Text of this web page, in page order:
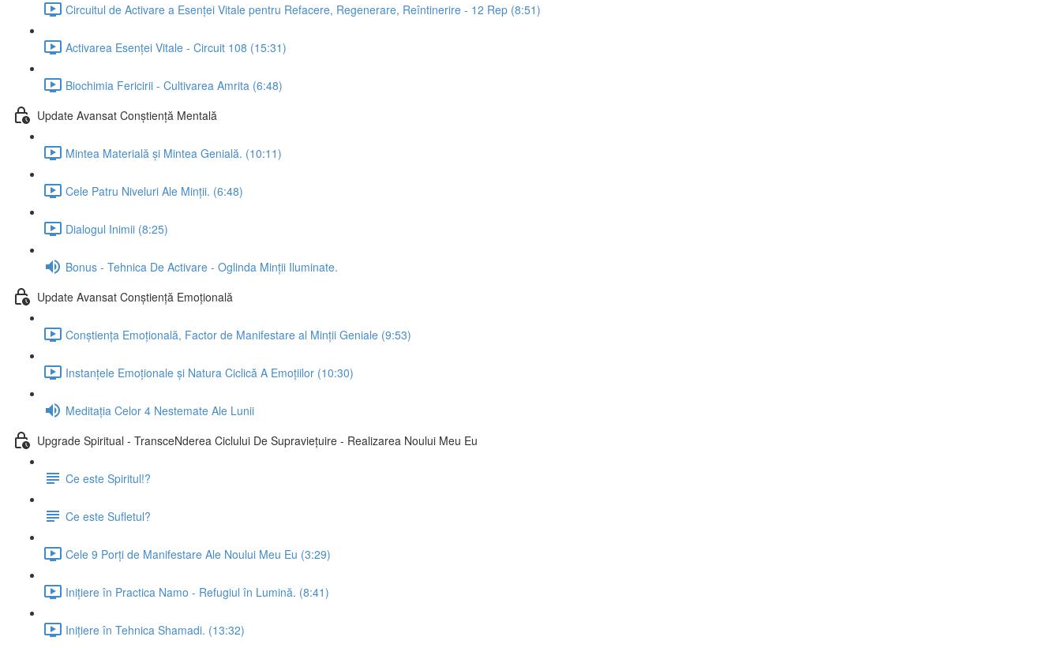
Circuitul de Activare a Esenței Vitale pentru Refacere, Regenerare, Reîntinerire - 12 Rep (8:51)
Activarea Esenței Vitale - Circuit 108 (15:31)
Biochimia Fericirii - Cultivarea Amrita (6:48)
Update Avansat Conștiență Mentală
Mintea Materială și Mintea Genială. (10:11)
Cele Patru Niveluri Ale Minții. (6:48)
Dialogul Inimii (8:25)
Bonus - Tehnica De Activare - Oglinda Minții Iluminate.
Update Avansat Conștiență Emoțională
Conștiența Emoțională, Factor de Manifestare al Minții Geniale (9:53)
Instanțele Emoționale și Natura Ciclică A Emoțiilor (10:30)
Meditația Celor 4 Nestemate Ale Lunii
Upgrade Spiritual - TransceNderea Ciclului De Supraviețuire - Realizarea Noului Meu Eu
Ce este Spiritul!?
Ce este Sufletul?
Cele 9 Porți de Manifestare Ale Noului Meu Eu (3:29)
Inițiere în Practica Namo - Refugiul în Lumină. (8:41)
Inițiere în Tehnica Shamadi. (13:32)